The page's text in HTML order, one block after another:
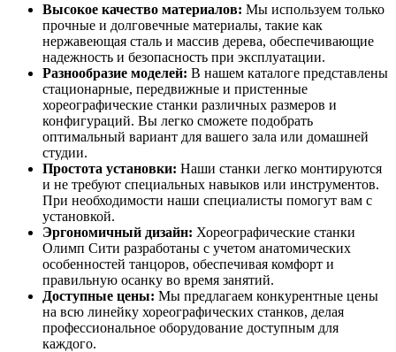
Высокое качество материалов: Мы используем только
прочные и долговечные материалы, такие как
нержавеющая сталь и массив дерева, обеспечивающие
надежность и безопасность при эксплуатации.
Разнообразие моделей: В нашем каталоге представлены
стационарные, передвижные и пристенные
хореографические станки различных размеров и
конфигураций. Вы легко сможете подобрать
оптимальный вариант для вашего зала или домашней
студии.
Простота установки: Наши станки легко монтируются
и не требуют специальных навыков или инструментов.
При необходимости наши специалисты помогут вам с
установкой.
Эргономичный дизайн: Хореографические станки
Олимп Сити разработаны с учетом анатомических
особенностей танцоров, обеспечивая комфорт и
правильную осанку во время занятий.
Доступные цены: Мы предлагаем конкурентные цены
на всю линейку хореографических станков, делая
профессиональное оборудование доступным для
каждого.